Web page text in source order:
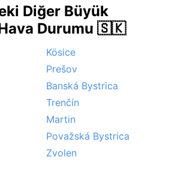
karla kaplı kale manzarası sunar.
arasında kış sisleri ve
hava cepleri sayılabilir; bölge
da sirocco gibi ekstrem olaylardan
ilkbaharda bazı derelerde
ancak bu genelde hafif
Diğer Büyük
Durumu 🇸🇰
Kösice
Prešov
Banská Bystrica
Trenčín
Martin
Považská Bystrica
Zvolen